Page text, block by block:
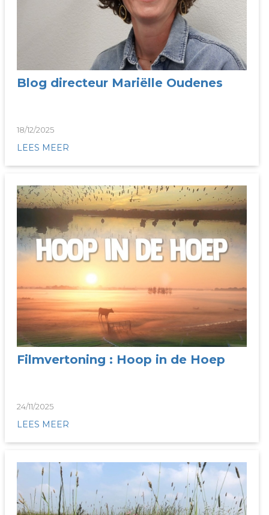
Blog directeur Mariëlle Oudenes
18/12/2025
LEES MEER
Filmvertoning : Hoop in de Hoep
24/11/2025
LEES MEER